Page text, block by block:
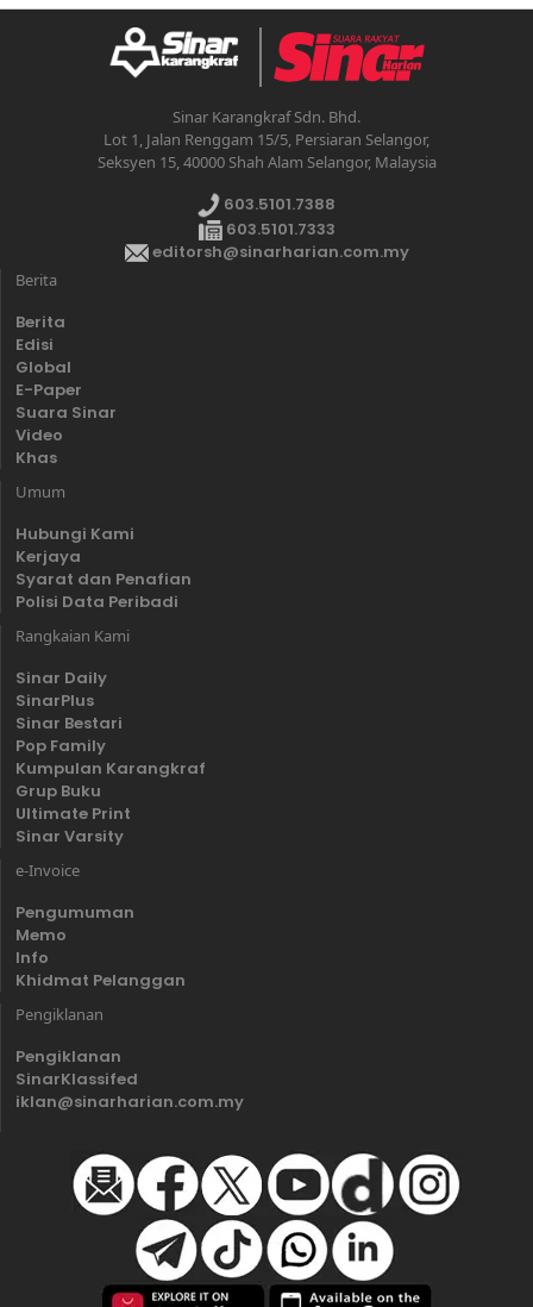
Sinar Karangkraf Sdn. Bhd.
Lot 1, Jalan Renggam 15/5, Persiaran Selangor,
Seksyen 15, 40000 Shah Alam Selangor, Malaysia
603.5101.7388
603.5101.7333
editorsh@sinarharian.com.my
Berita
Berita
Edisi
Global
E-Paper
Suara Sinar
Video
Khas
Umum
Hubungi Kami
Kerjaya
Syarat dan Penafian
Polisi Data Peribadi
Rangkaian Kami
Sinar Daily
SinarPlus
Sinar Bestari
Pop Family
Kumpulan Karangkraf
Grup Buku
Ultimate Print
Sinar Varsity
e-Invoice
Pengumuman
Memo
Info
Khidmat Pelanggan
Pengiklanan
Pengiklanan
SinarKlassifed
iklan@sinarharian.com.my